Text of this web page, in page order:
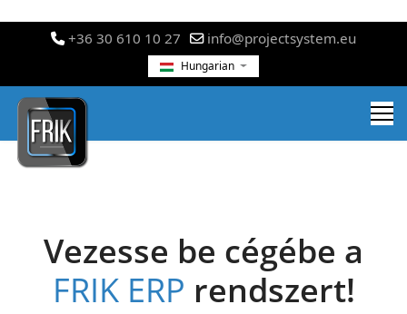
+36 30 610 10 27 info@projectsystem.eu
Hungarian
Vezesse be cégébe a
FRIK ERP rendszert!